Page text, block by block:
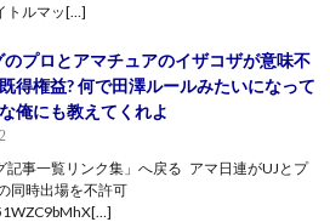
トルマッ[…]
プロとアマチュアのイザコザが意味不
得権益? 何で田澤ルールみたいになって
俺にも教えてくれよ
記事一覧リンク集」へ戻る アマ日連がUJとプ
同時出場を不許可